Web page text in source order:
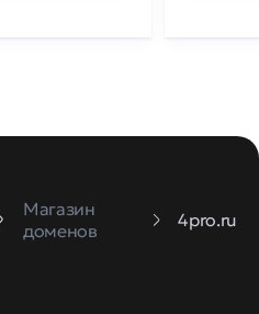
Магазин
доменов
4pro.ru